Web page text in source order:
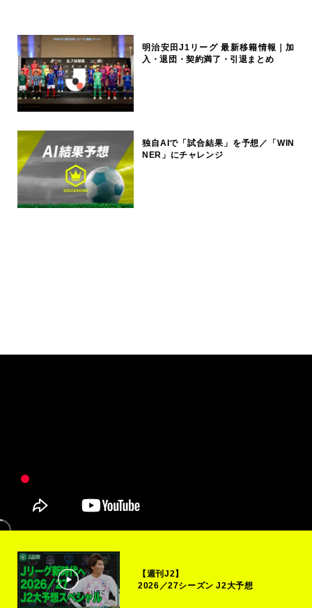
明治安田J1リーグ 最新移籍情報｜加
入・退団・契約満了・引退まとめ
独自AIで「試合結果」を予想／「WIN
NER」にチャレンジ
【週刊J2】
2026／27シーズン J2大予想